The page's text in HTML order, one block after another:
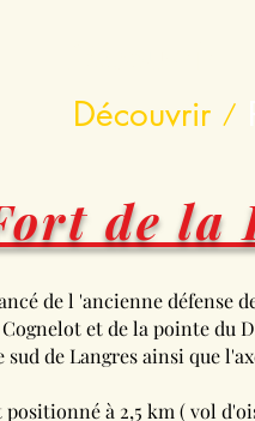
Découvrir /
de la
de l 'ancienne défense
et de la pointe du
de Langres ainsi que
à 2,5 km ( vol